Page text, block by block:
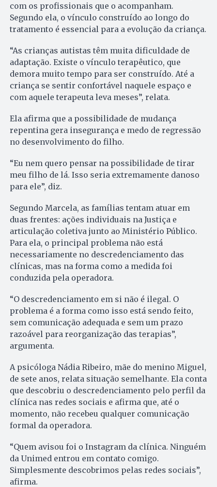
com os profissionais que o acompanham.
Segundo ela, o vínculo construído ao longo do
tratamento é essencial para a evolução da criança.
“As crianças autistas têm muita dificuldade de
adaptação. Existe o vínculo terapêutico, que
demora muito tempo para ser construído. Até a
criança se sentir confortável naquele espaço e
com aquele terapeuta leva meses”, relata.
Ela afirma que a possibilidade de mudança
repentina gera insegurança e medo de regressão
no desenvolvimento do filho.
“Eu nem quero pensar na possibilidade de tirar
meu filho de lá. Isso seria extremamente danoso
para ele”, diz.
Segundo Marcela, as famílias tentam atuar em
duas frentes: ações individuais na Justiça e
articulação coletiva junto ao Ministério Público.
Para ela, o principal problema não está
necessariamente no descredenciamento das
clínicas, mas na forma como a medida foi
conduzida pela operadora.
“O descredenciamento em si não é ilegal. O
problema é a forma como isso está sendo feito,
sem comunicação adequada e sem um prazo
razoável para reorganização das terapias”,
argumenta.
A psicóloga Nádia Ribeiro, mãe do menino Miguel,
de sete anos, relata situação semelhante. Ela conta
que descobriu o descredenciamento pelo perfil da
clínica nas redes sociais e afirma que, até o
momento, não recebeu qualquer comunicação
formal da operadora.
“Quem avisou foi o Instagram da clínica. Ninguém
da Unimed entrou em contato comigo.
Simplesmente descobrimos pelas redes sociais”,
afirma.